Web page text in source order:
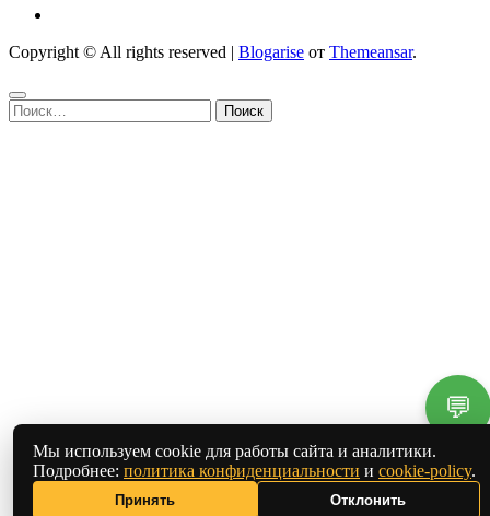
Copyright © All rights reserved | Blogarise от Themeansar.
Найти:
Мы используем cookie для работы сайта и аналитики.
Подробнее: политика конфиденциальности и cookie-policy.
Принять Отклонить
💬